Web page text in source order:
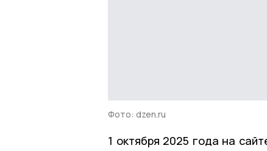
Фото: dzen.ru
1 октября 2025 года на